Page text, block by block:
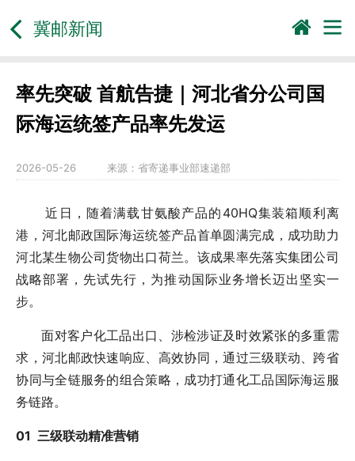
冀邮新闻
率先突破 首航告捷｜河北省分公司国
际海运统签产品率先发运
2026-05-26 来源： 省寄递事业部速递部
近日，随着满载甘氨酸产品的40HQ集装箱顺利离
港，河北邮政国际海运统签产品首单圆满完成，成功助力
河北某生物公司货物出口荷兰。该成果率先落实集团公司
战略部署，先试先行，为推动国际业务增长迈出坚实一
步。
面对客户化工品出口、涉检涉证及时效紧张的多重需
求，河北邮政快速响应、高效协同，通过三级联动、跨省
协同与全链服务的组合策略，成功打通化工品国际海运服
务链路。
01 三级联动精准营销